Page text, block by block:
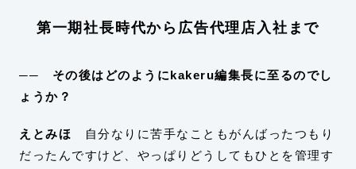
第一期社長時代から広告代理店入社まで
── その後はどのようにkakeru編集長に至るのでし
ょうか？
えとみほ
自分なりに苦手なこともがんばったつもり
だったんですけど、やっぱりどうしてもひとを管理す